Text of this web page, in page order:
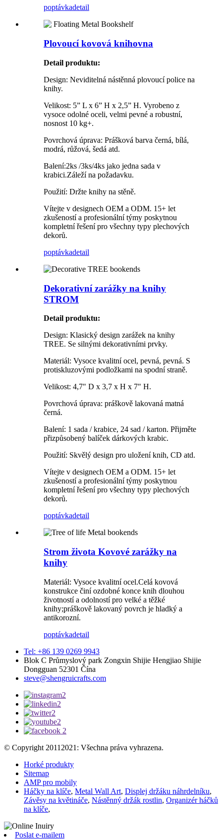
poptávkadetail
Plovoucí kovová knihovna
Detail produktu:
Design: Neviditelná nástěnná plovoucí police na
knihy.
Velikost: 5” L x 6” H x 2,5” H. Vyrobeno z
vysoce odolné oceli, velmi pevné a robustní,
nosnost 10 kg+.
Povrchová úprava: Prášková barva černá, bílá,
modrá, růžová, šedá atd.
Balení:2ks /3ks/4ks jako jedna sada v
krabici.Záleží na požadavku.
Použití: Držte knihy na stěně.
Vítejte v designech OEM a ODM. 15+ let
zkušeností a profesionální týmy poskytnou
kompletní řešení pro všechny typy plechových
dekorů.
poptávkadetail
Dekorativní zarážky na knihy
STROM
Detail produktu:
Design: Klasický design zarážek na knihy
TREE. Se silnými dekorativními prvky.
Materiál: Vysoce kvalitní ocel, pevná, pevná. S
protiskluzovými podložkami na spodní straně.
Velikost: 4,7" D x 3,7 x H x 7" H.
Povrchová úprava: práškově lakovaná matná
černá.
Balení: 1 sada / krabice, 24 sad / karton. Přijměte
přizpůsobený balíček dárkových krabic.
Použití: Skvělý design pro uložení knih, CD atd.
Vítejte v designech OEM a ODM. 15+ let
zkušeností a profesionální týmy poskytnou
kompletní řešení pro všechny typy plechových
dekorů.
poptávkadetail
Strom života Kovové zarážky na
knihy
Materiál: Vysoce kvalitní ocel.Celá kovová
konstrukce činí ozdobné konce knih dlouhou
životností a odolností pro velké a těžké
knihy;práškově lakovaný povrch je hladký a
antikorozní.
poptávkadetail
Tel: +86 139 0269 9943
Blok C Průmyslový park Zongxin Shijie Hengjiao Shijie
Dongguan 52301 Čína
steve@shengruicrafts.com
© Copyright 20112021: Všechna práva vyhrazena.
Horké produkty
Sitemap
AMP pro mobily
Háčky na klíče, Metal Wall Art, Displej držáku náhrdelníku,
Závěsy na květináče, Nástěnný držák rostlin, Organizér háčků
na klíče,
Poslat e-mailem